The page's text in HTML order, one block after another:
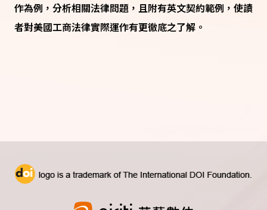
作為例，分析相關法律問題，且附有英文契約範例，使讀
者對美國工商法律實際運作有更徹底之了解。